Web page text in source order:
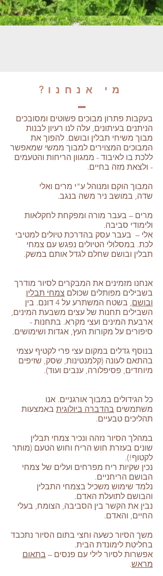
מי אנחנו?
בעקבות פתרון מבוכים פשוטים ומסובכים
הניתנים בעיתונים, עלה לנו רעיון לבנות
מבוך משיחי תבלין ובושם. להפוך את
המבוכים המצוירים למבוך ממשי שמאפשר
ללכת בו לאיבוד - ממגוון הריחות והטעמים
- ולצאת מזה בחיים.
המבוך הוקם ומנוהל ע"י מרים ואלי
שדה, במושב ניר משה בנגב.
מרים – בעבר מורה ומפקחת לחקלאות
ולימודי סביבה.
אלי – בעבר עסק בהדרכת טיולים למטיבי
לכת. במסלולי הטיולים נפגש עם צמחי
תבלין ובושם שחלם לגדל אותם במשק.
אנחנו מזמינים את המבקרים לסיור מודרך
בשבילים מפותלים שכולם צמחי תבלין
ובושם
, בשטח המשתרע על 4 דונם. בין
השבילים תחנות של עצים משבעת המינים,
ארבעת המינים ועצי מקרא. בתחנות -
סיפורים על מקורות העץ, אגדות ושימושים.
בנוסף גדלים במקום עצי פרי לקטיף עצמי
בהתאם לעונה (קלמנטינות, שסק, שזיפים
מיוחדים, פסיפלורה, ענבים ועוד).
כל הגידולים במבוך אורגניים. אנו
משתמשים בהדברה ביולוגית באמצעות
תהליכים טבעיים.
במהלך הסיור נזהה ונכיר צמחי תבלין
שונים בעזרת חוש הריח וחוש הטעם (מותר
לקטוף!).
נכין שקיות ריח מפרחים ועלים של צמחי
הבושם הריחניים.
נלמד שימוש משכיל בצמחי התבלין
והבושם לתועלת האדם.
נבין את הקשר בין הסביבה, הצומח, בעלי
החיים, והאדם.
משך הסיור כשעה וחצי בתום הסיור נתכבד
בחליטת לימונדת הבית.
אפשרות לסיור לילי עם פנסים – בתאום
מראש.